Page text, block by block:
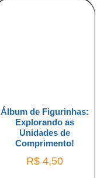
Álbum de Figurinhas:
Explorando as
Unidades de
Comprimento!
R$4,50